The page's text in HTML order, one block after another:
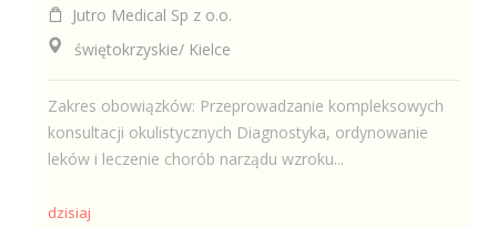
Jutro Medical Sp z o.o.
świętokrzyskie/ Kielce
Zakres obowiązków: Przeprowadzanie kompleksowych
konsultacji okulistycznych Diagnostyka, ordynowanie
leków i leczenie chorób narządu wzroku...
dzisiaj